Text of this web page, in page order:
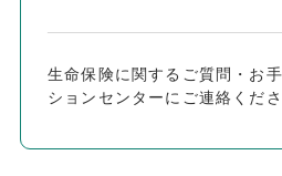
生命保険に関するご質問・お
ションセンターにご連絡くだ